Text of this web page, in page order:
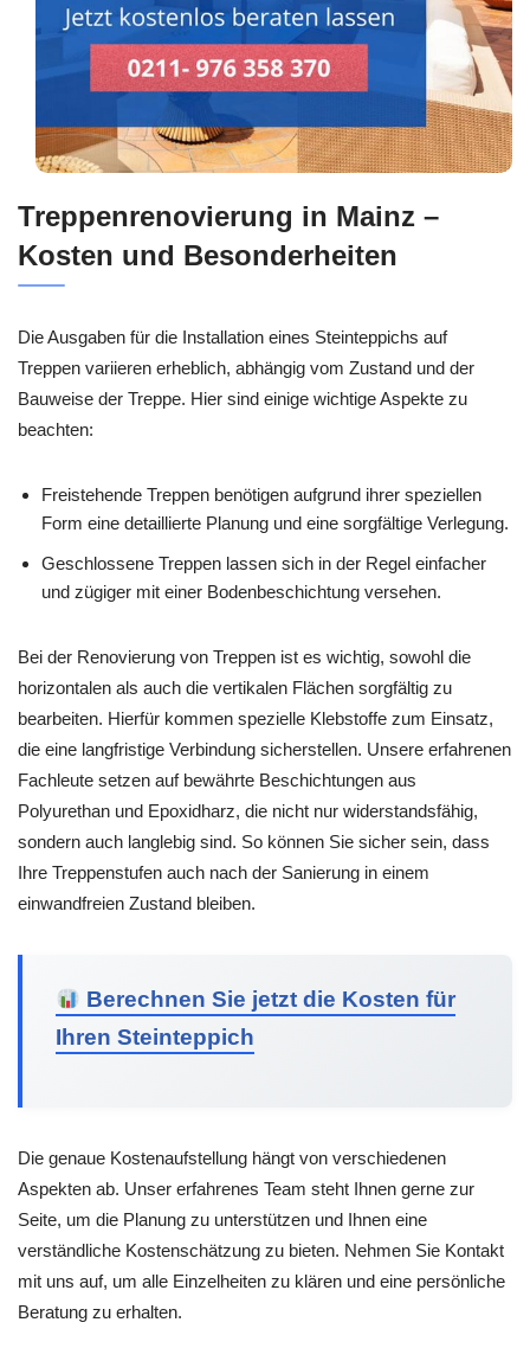
Treppenrenovierung in Mainz –
Kosten und Besonderheiten
Die Ausgaben für die Installation eines Steinteppichs auf
Treppen variieren erheblich, abhängig vom Zustand und der
Bauweise der Treppe. Hier sind einige wichtige Aspekte zu
beachten:
Freistehende Treppen benötigen aufgrund ihrer speziellen
Form eine detaillierte Planung und eine sorgfältige Verlegung.
Geschlossene Treppen lassen sich in der Regel einfacher
und zügiger mit einer Bodenbeschichtung versehen.
Bei der Renovierung von Treppen ist es wichtig, sowohl die
horizontalen als auch die vertikalen Flächen sorgfältig zu
bearbeiten. Hierfür kommen spezielle Klebstoffe zum Einsatz,
die eine langfristige Verbindung sicherstellen. Unsere erfahrenen
Fachleute setzen auf bewährte Beschichtungen aus
Polyurethan und Epoxidharz, die nicht nur widerstandsfähig,
sondern auch langlebig sind. So können Sie sicher sein, dass
Ihre Treppenstufen auch nach der Sanierung in einem
einwandfreien Zustand bleiben.
Berechnen Sie jetzt die Kosten für
Ihren Steinteppich
Die genaue Kostenaufstellung hängt von verschiedenen
Aspekten ab. Unser erfahrenes Team steht Ihnen gerne zur
Seite, um die Planung zu unterstützen und Ihnen eine
verständliche Kostenschätzung zu bieten. Nehmen Sie Kontakt
mit uns auf, um alle Einzelheiten zu klären und eine persönliche
Beratung zu erhalten.